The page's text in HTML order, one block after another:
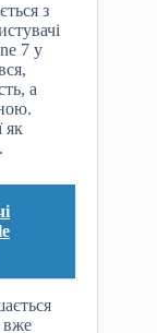
з
7 у
а
як
вже